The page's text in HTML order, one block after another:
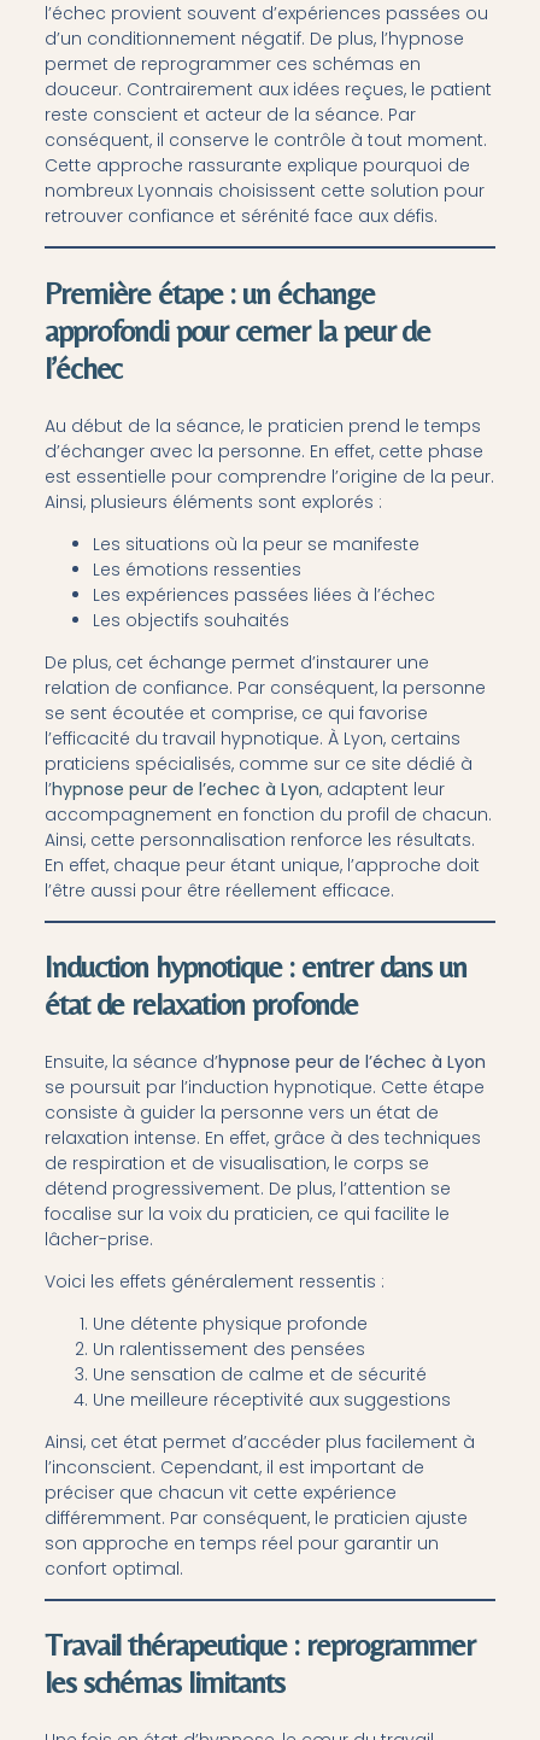
l’échec provient souvent d’expériences passées ou
d’un conditionnement négatif. De plus, l’hypnose
permet de reprogrammer ces schémas en
douceur. Contrairement aux idées reçues, le patient
reste conscient et acteur de la séance. Par
conséquent, il conserve le contrôle à tout moment.
Cette approche rassurante explique pourquoi de
nombreux Lyonnais choisissent cette solution pour
retrouver confiance et sérénité face aux défis.
Première étape : un échange
approfondi pour cerner la peur de
l’échec
Au début de la séance, le praticien prend le temps
d’échanger avec la personne. En effet, cette phase
est essentielle pour comprendre l’origine de la peur.
Ainsi, plusieurs éléments sont explorés :
Les situations où la peur se manifeste
Les émotions ressenties
Les expériences passées liées à l’échec
Les objectifs souhaités
De plus, cet échange permet d’instaurer une
relation de confiance. Par conséquent, la personne
se sent écoutée et comprise, ce qui favorise
l’efficacité du travail hypnotique. À Lyon, certains
praticiens spécialisés, comme sur ce site dédié à
l’hypnose peur de l’echec à Lyon, adaptent leur
accompagnement en fonction du profil de chacun.
Ainsi, cette personnalisation renforce les résultats.
En effet, chaque peur étant unique, l’approche doit
l’être aussi pour être réellement efficace.
Induction hypnotique : entrer dans un
état de relaxation profonde
Ensuite, la séance d’hypnose peur de l’échec à Lyon
se poursuit par l’induction hypnotique. Cette étape
consiste à guider la personne vers un état de
relaxation intense. En effet, grâce à des techniques
de respiration et de visualisation, le corps se
détend progressivement. De plus, l’attention se
focalise sur la voix du praticien, ce qui facilite le
lâcher-prise.
Voici les effets généralement ressentis :
Une détente physique profonde
Un ralentissement des pensées
Une sensation de calme et de sécurité
Une meilleure réceptivité aux suggestions
Ainsi, cet état permet d’accéder plus facilement à
l’inconscient. Cependant, il est important de
préciser que chacun vit cette expérience
différemment. Par conséquent, le praticien ajuste
son approche en temps réel pour garantir un
confort optimal.
Travail thérapeutique : reprogrammer
les schémas limitants